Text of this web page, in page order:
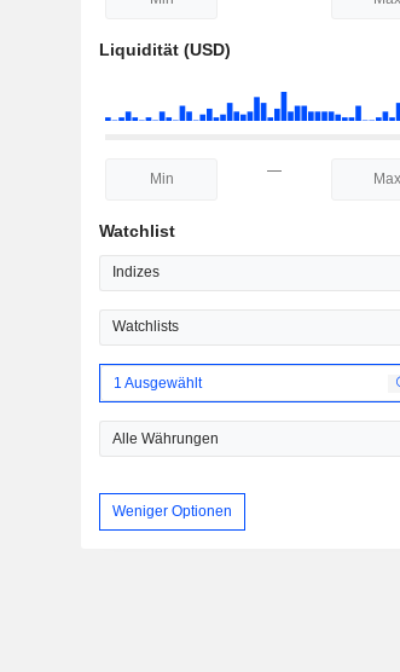
Liquidität (USD)
—
Watchlist
Indizes
Watchlists
1 Ausgewählt
Alle Währungen
Weniger Optionen